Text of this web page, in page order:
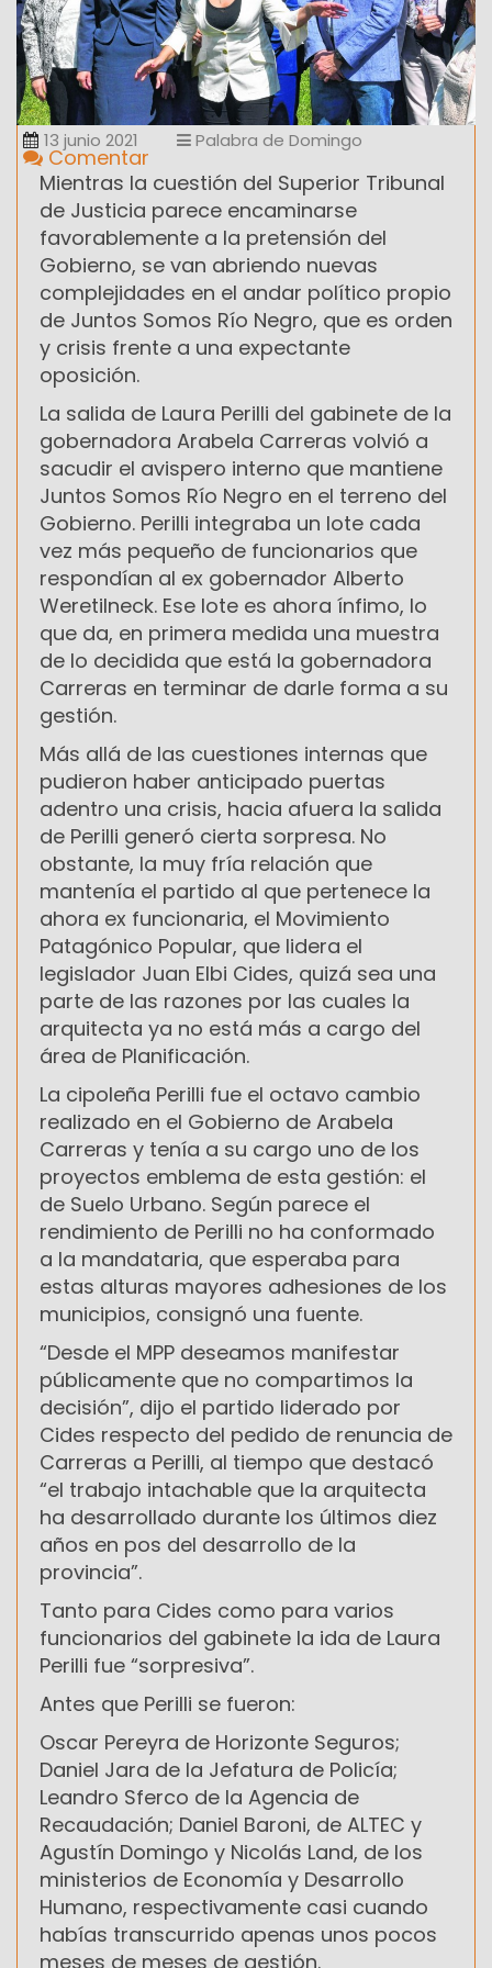
13 junio 2021 Palabra de Domingo
Comentar
Mientras la cuestión del Superior Tribunal
de Justicia parece encaminarse
favorablemente a la pretensión del
Gobierno, se van abriendo nuevas
complejidades en el andar político propio
de Juntos Somos Río Negro, que es orden
y crisis frente a una expectante
oposición.
La salida de Laura Perilli del gabinete de la
gobernadora Arabela Carreras volvió a
sacudir el avispero interno que mantiene
Juntos Somos Río Negro en el terreno del
Gobierno. Perilli integraba un lote cada
vez más pequeño de funcionarios que
respondían al ex gobernador Alberto
Weretilneck. Ese lote es ahora ínfimo, lo
que da, en primera medida una muestra
de lo decidida que está la gobernadora
Carreras en terminar de darle forma a su
gestión.
Más allá de las cuestiones internas que
pudieron haber anticipado puertas
adentro una crisis, hacia afuera la salida
de Perilli generó cierta sorpresa. No
obstante, la muy fría relación que
mantenía el partido al que pertenece la
ahora ex funcionaria, el Movimiento
Patagónico Popular, que lidera el
legislador Juan Elbi Cides, quizá sea una
parte de las razones por las cuales la
arquitecta ya no está más a cargo del
área de Planificación.
La cipoleña Perilli fue el octavo cambio
realizado en el Gobierno de Arabela
Carreras y tenía a su cargo uno de los
proyectos emblema de esta gestión: el
de Suelo Urbano. Según parece el
rendimiento de Perilli no ha conformado
a la mandataria, que esperaba para
estas alturas mayores adhesiones de los
municipios, consignó una fuente.
“Desde el MPP deseamos manifestar
públicamente que no compartimos la
decisión”, dijo el partido liderado por
Cides respecto del pedido de renuncia de
Carreras a Perilli, al tiempo que destacó
“el trabajo intachable que la arquitecta
ha desarrollado durante los últimos diez
años en pos del desarrollo de la
provincia”.
Tanto para Cides como para varios
funcionarios del gabinete la ida de Laura
Perilli fue “sorpresiva”.
Antes que Perilli se fueron:
Oscar Pereyra de Horizonte Seguros;
Daniel Jara de la Jefatura de Policía;
Leandro Sferco de la Agencia de
Recaudación; Daniel Baroni, de ALTEC y
Agustín Domingo y Nicolás Land, de los
ministerios de Economía y Desarrollo
Humano, respectivamente casi cuando
habías transcurrido apenas unos pocos
meses de meses de gestión.